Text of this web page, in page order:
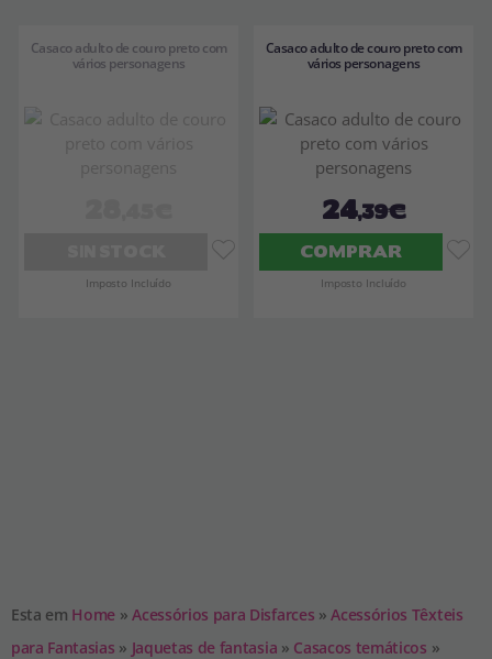
Casaco adulto de couro preto com
vários personagens
Imposto Incluído
Casaco adulto de couro preto com
vários personagens
24,39€
COMPRAR
Imposto Incluído
Esta em Home » Acessórios para Disfarces » Acessórios Têxteis
para Fantasias » Jaquetas de fantasia » Casacos temáticos »